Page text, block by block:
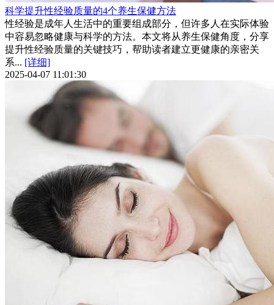
科学提升性经验质量的4个养生保健方法
性经验是成年人生活中的重要组成部分，但许多人在实际体验
中容易忽略健康与科学的方法。本文将从养生保健角度，分享
提升性经验质量的关键技巧，帮助读者建立更健康的亲密关
系... [详细]
2025-04-07 11:01:30